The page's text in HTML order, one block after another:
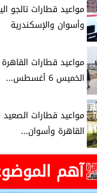
مواعيد قطارات تالجو
وأسوان والإسكندرية
مواعيد قطارات
الخميس 6 أغسطس...
مواعيد قطارات
القاهرة وأسوان...
آهم